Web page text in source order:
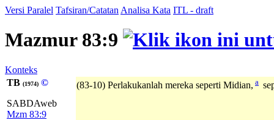
Versi Paralel Tafsiran/Catatan Analisa Kata ITL - draft
Mazmur 83:9
Konteks
TB (1974) ©
SABDAweb
Mzm 83:9
(83-10) Perlakukanlah mereka seperti Midian, a